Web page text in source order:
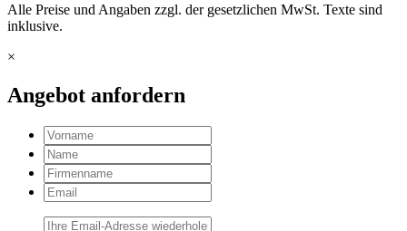
Alle Preise und Angaben zzgl. der gesetzlichen MwSt. Texte sind
inklusive.
×
Angebot anfordern